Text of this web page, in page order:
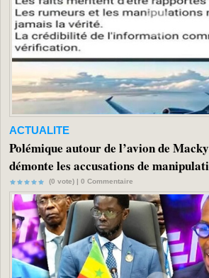
ACTUALITE
Polémique autour de l’avion de
démonte les accusations de
(0 vote) | 0 Commentaire